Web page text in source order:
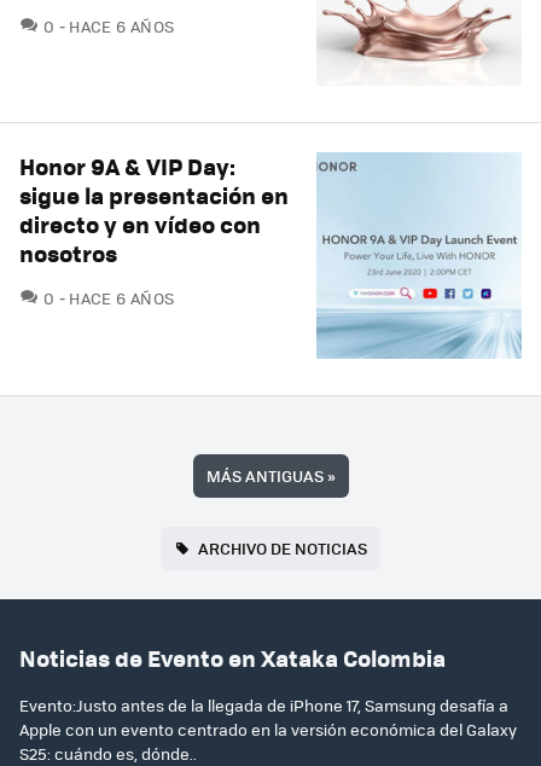
0 COMENTARIOS
HACE 6 AÑOS
Honor 9A & VIP Day:
sigue la presentación en
directo y en vídeo con
nosotros
0 COMENTARIOS
HACE 6 AÑOS
MÁS ANTIGUAS»
ARCHIVO DE NOTICIAS
Noticias de Evento en Xataka Colombia
Evento:Justo antes de la llegada de iPhone 17, Samsung desafía a
Apple con un evento centrado en la versión económica del Galaxy
S25: cuándo es, dónde..